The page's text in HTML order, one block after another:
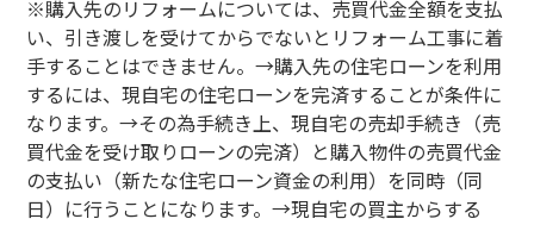
※購入先のリフォームについては、売買代金全額を支払
い、引き渡しを受けてからでないとリフォーム工事に着
手することはできません。→購入先の住宅ローンを利用
するには、現自宅の住宅ローンを完済することが条件に
なります。→その為手続き上、現自宅の売却手続き（売
買代金を受け取りローンの完済）と購入物件の売買代金
の支払い（新たな住宅ローン資金の利用）を同時（同
日）に行うことになります。→現自宅の買主からする